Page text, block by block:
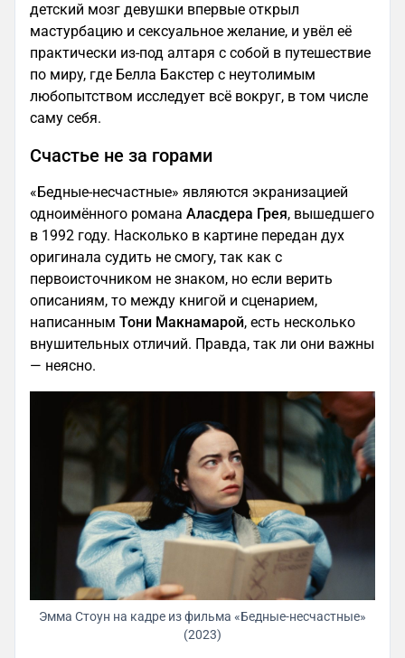
детский мозг девушки впервые открыл
мастурбацию и сексуальное желание, и увёл её
практически из-под алтаря с собой в путешествие
по миру, где Белла Бакстер с неутолимым
любопытством исследует всё вокруг, в том числе
саму себя.
Счастье не за горами
«Бедные-несчастные» являются экранизацией
одноимённого романа Аласдера Грея, вышедшего
в 1992 году. Насколько в картине передан дух
оригинала судить не смогу, так как с
первоисточником не знаком, но если верить
описаниям, то между книгой и сценарием,
написанным Тони Макнамарой, есть несколько
внушительных отличий. Правда, так ли они важны
— неясно.
Эмма Стоун на кадре из фильма «Бедные-несчастные»
(2023)